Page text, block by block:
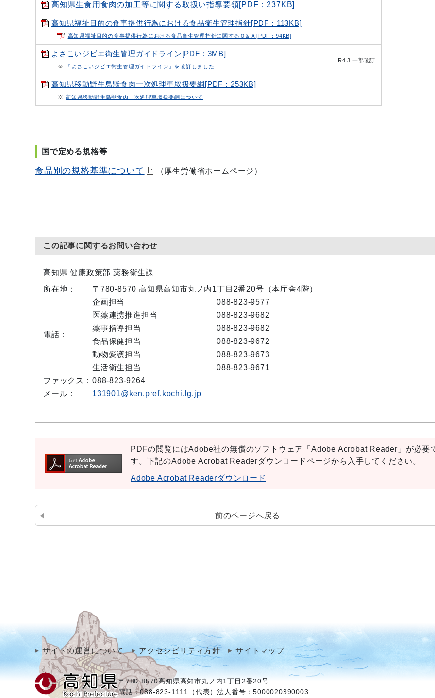
高知県生食用食肉の加工等に関する取扱い指導要領[PDF：237KB]
高知県福祉目的の食事提供行為における食品衛生管理指針[PDF：113KB]
高知県福祉目的の食事提供行為における食品衛生管理指針に関するＱ＆Ａ[PDF：94KB]
よさこいジビエ衛生管理ガイドライン[PDF：3MB]
※ 「よさこいジビエ衛生管理ガイドライン」を改訂しました
R4.3 一部改訂
高知県移動野生鳥獣食肉一次処理車取扱要綱[PDF：253KB]
※ 高知県移動野生鳥獣食肉一次処理車取扱要綱について
国で定める規格等
食品別の規格基準について （厚生労働省ホームページ）
この記事に関するお問い合わせ
高知県 健康政策部 薬務衛生課
所在地：
〒780-8570 高知県高知市丸ノ内1丁目2番20号（本庁舎4階）
電話：
企画担当
088-823-9577
医薬連携推進担当
088-823-9682
薬事指導担当
088-823-9682
食品保健担当
088-823-9672
動物愛護担当
088-823-9673
生活衛生担当
088-823-9671
ファックス： 088-823-9264
メール：
131901@ken.pref.kochi.lg.jp
PDFの閲覧にはAdobe社の無償のソフトウェア「Adobe Acrobat Reader」が必要
す。下記のAdobe Acrobat Readerダウンロードページから入手してください。
Adobe Acrobat Readerダウンロード
前のページへ戻る
サイトの運営について アクセシビリティ方針 サイトマップ
〒780-8570高知県高知市丸ノ内1丁目2番20号
電話：088-823-1111（代表）法人番号：5000020390003